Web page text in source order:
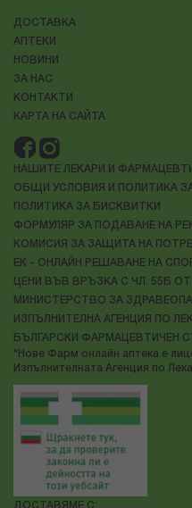
ДОСТАВКА
АПТЕКИ
НОВИНИ
ЗА НАС
КОНТАКТИ
КАРТА НА САЙТА
НАШИТЕ ЛЕКАРИ И
ОБЩИ УСЛОВИЯ И ПОЛИТИКА
ПОЛИТИКА ЗА БИСКВИТКИ
ФОРМУЛЯР ЗА ПОДАВАНЕ НА
КОМИСИЯ ЗА ЗАЩИТА НА
ЕК - ОНЛАЙН РЕШАВАНЕ НА
ЦЕНИ ВЪВ ВРЪЗКА С ЧЛ. 55Б
МИНИСТЕРСТВО ЗА
ИЗПЪЛНИТЕЛНА АГЕНЦИЯ ПО
БЪЛГАРСКИ ФАРМАЦЕВТИЧЕН
"Нове Фарм онлайн аптека е
Изпълнителната Агенция по
ДОСТАВЯМЕ С: